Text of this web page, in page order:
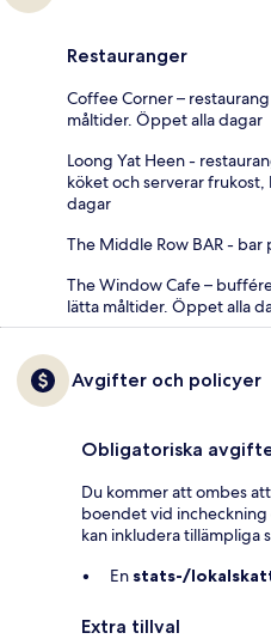
Restauranger
Coffee Corner –
måltider. Öppet alla dagar
Loong Yat Heen -
köket och serverar
dagar
The Middle Row BAR -
The Window Cafe –
lätta måltider. Öppet alla
Avgifter och policyer
Obligatoriska
Du kommer att ombes
boendet vid
kan inkludera tillämpliga
En stats-/
Extra tillval